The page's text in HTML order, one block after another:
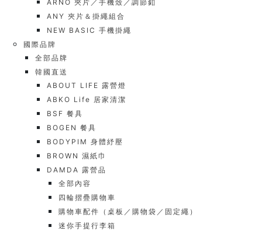
ARNO 夾片／手機殼／調節釦
ANY 夾片＆掛繩組合
NEW BASIC 手機掛繩
國際品牌
全部品牌
韓國直送
ABOUT LIFE 露營燈
ABKO Life 居家清潔
BSF 餐具
BOGEN 餐具
BODYPIM 身體紓壓
BROWN 濕紙巾
DAMDA 露營品
全部內容
四輪摺疊購物車
購物車配件（桌板／購物袋／固定繩）
迷你手提行李箱